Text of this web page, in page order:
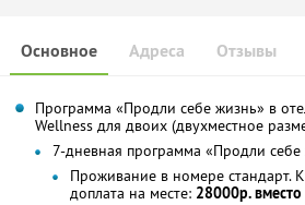
Основное Отзывы
Адреса
Программа «Продли себе жизнь» в
Wellness для двоих (двухместное
7-дневная программа «Продли себе
Проживание в номере стандарт.
доплата на месте: 28000р.